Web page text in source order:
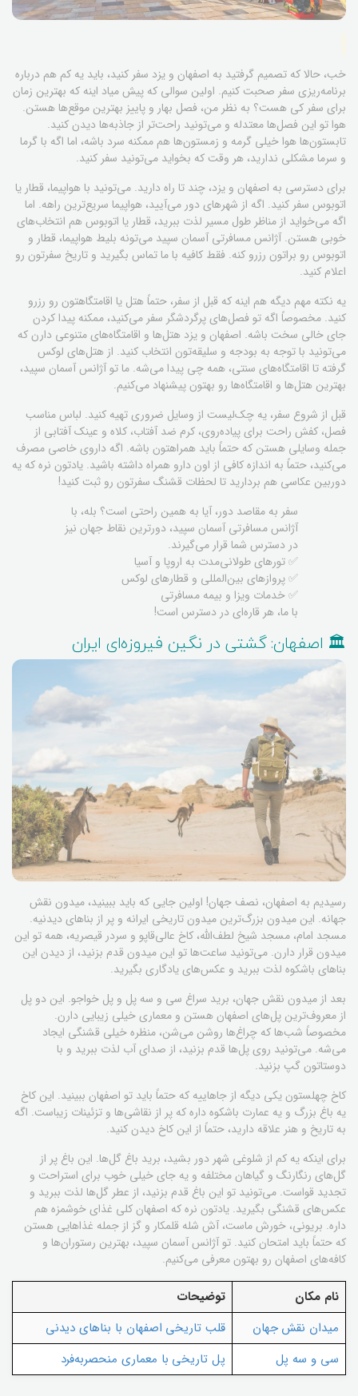
خب، حالا که تصمیم گرفتید به اصفهان و یزد سفر کنید، باید یه کم هم درباره
برنامه‌ریزی سفر صحبت کنیم. اولین سوالی که پیش میاد اینه که بهترین زمان
برای سفر کی هست؟ به نظر من، فصل بهار و پاییز بهترین موقع‌ها هستن.
هوا تو این فصل‌ها معتدله و می‌تونید راحت‌تر از جاذبه‌ها دیدن کنید.
تابستون‌ها هوا خیلی گرمه و زمستون‌ها هم ممکنه سرد باشه، اما اگه با گرما
و سرما مشکلی ندارید، هر وقت که بخواید می‌تونید سفر کنید.
برای دسترسی به اصفهان و یزد، چند تا راه دارید. می‌تونید با هواپیما، قطار یا
اتوبوس سفر کنید. اگه از شهرهای دور می‌آیید، هواپیما سریع‌ترین راهه. اما
اگه می‌خواید از مناظر طول مسیر لذت ببرید، قطار یا اتوبوس هم انتخاب‌های
خوبی هستن. آژانس مسافرتی آسمان سپید می‌تونه بلیط هواپیما، قطار و
اتوبوس رو براتون رزرو کنه. فقط کافیه با ما تماس بگیرید و تاریخ سفرتون رو
اعلام کنید.
یه نکته مهم دیگه هم اینه که قبل از سفر، حتماً هتل یا اقامتگاهتون رو رزرو
کنید. مخصوصاً اگه تو فصل‌های پرگردشگر سفر می‌کنید، ممکنه پیدا کردن
جای خالی سخت باشه. اصفهان و یزد هتل‌ها و اقامتگاه‌های متنوعی دارن که
می‌تونید با توجه به بودجه و سلیقه‌تون انتخاب کنید. از هتل‌های لوکس
گرفته تا اقامتگاه‌های سنتی، همه چی پیدا می‌شه. ما تو آژانس آسمان سپید،
بهترین هتل‌ها و اقامتگاه‌ها رو بهتون پیشنهاد می‌کنیم.
قبل از شروع سفر، یه چک‌لیست از وسایل ضروری تهیه کنید. لباس مناسب
فصل، کفش راحت برای پیاده‌روی، کرم ضد آفتاب، کلاه و عینک آفتابی از
جمله وسایلی هستن که حتماً باید همراهتون باشه. اگه داروی خاصی مصرف
می‌کنید، حتماً به اندازه کافی از اون دارو همراه داشته باشید. یادتون نره که یه
دوربین عکاسی هم بردارید تا لحظات قشنگ سفرتون رو ثبت کنید!
سفر به مقاصد دور، آیا به همین راحتی است؟ بله، با
آژانس مسافرتی آسمان سپید، دورترین نقاط جهان نیز
در دسترس شما قرار می‌گیرند.
✅ تورهای طولانی‌مدت به اروپا و آسیا
✅ پروازهای بین‌المللی و قطارهای لوکس
✅ خدمات ویزا و بیمه مسافرتی
با ما، هر قاره‌ای در دسترس است!
🏛️ اصفهان: گشتی در نگین فیروزه‌ای ایران
رسیدیم به اصفهان، نصف جهان! اولین جایی که باید ببینید، میدون نقش
جهانه. این میدون بزرگ‌ترین میدون تاریخی ایرانه و پر از بناهای دیدنیه.
مسجد امام، مسجد شیخ لطف‌الله، کاخ عالی‌قاپو و سردر قیصریه، همه تو این
میدون قرار دارن. می‌تونید ساعت‌ها تو این میدون قدم بزنید، از دیدن این
بناهای باشکوه لذت ببرید و عکس‌های یادگاری بگیرید.
بعد از میدون نقش جهان، برید سراغ سی و سه پل و پل خواجو. این دو پل
از معروف‌ترین پل‌های اصفهان هستن و معماری خیلی زیبایی دارن.
مخصوصاً شب‌ها که چراغ‌ها روشن می‌شن، منظره خیلی قشنگی ایجاد
می‌شه. می‌تونید روی پل‌ها قدم بزنید، از صدای آب لذت ببرید و با
دوستاتون گپ بزنید.
کاخ چهلستون یکی دیگه از جاهاییه که حتماً باید تو اصفهان ببینید. این کاخ
یه باغ بزرگ و یه عمارت باشکوه داره که پر از نقاشی‌ها و تزئینات زیباست. اگه
به تاریخ و هنر علاقه دارید، حتماً از این کاخ دیدن کنید.
برای اینکه یه کم از شلوغی شهر دور بشید، برید باغ گل‌ها. این باغ پر از
گل‌های رنگارنگ و گیاهان مختلفه و یه جای خیلی خوب برای استراحت و
تجدید قواست. می‌تونید تو این باغ قدم بزنید، از عطر گل‌ها لذت ببرید و
عکس‌های قشنگی بگیرید. یادتون نره که اصفهان کلی غذای خوشمزه هم
داره. بریونی، خورش ماست، آش شله قلمکار و گز از جمله غذاهایی هستن
که حتماً باید امتحان کنید. تو آژانس آسمان سپید، بهترین رستوران‌ها و
کافه‌های اصفهان رو بهتون معرفی می‌کنیم.
نام مکان
توضیحات
میدان نقش جهان
قلب تاریخی اصفهان با بناهای دیدنی
سی و سه پل
پل تاریخی با معماری منحصربه‌فرد